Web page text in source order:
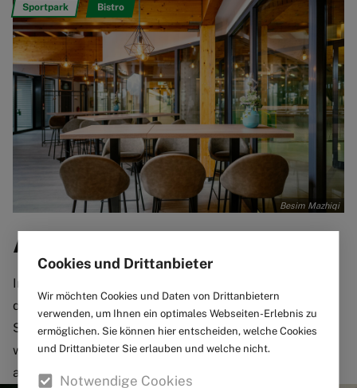
Cookies und Drittanbieter
Wir möchten Cookies und Daten von Drittanbietern
verwenden, um Ihnen ein optimales Webseiten-Erlebnis zu
ermöglichen. Sie können hier entscheiden, welche Cookies
und Drittanbieter Sie erlauben und welche nicht.
Notwendige Cookies
Sportpark Bistro
Besim Mazhiqi
Ahorn-Squash Bistro
Im Erdgeschoss des Ahorn-Sportparks befindet sich
direkt im Eingangsbereich das vom Paderborner
Squash Club geführte Ahorn-Squash + Bistro. Hier
wartet ein sportlergerechtes Verpflegungsangebot auf
alle Nutzerinnen und Nutzer.